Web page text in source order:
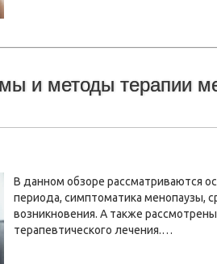
и методы терапии
В данном обзоре рассматриваются
периода, симптоматика менопаузы,
возникновения. А также
терапевтического лечения.…